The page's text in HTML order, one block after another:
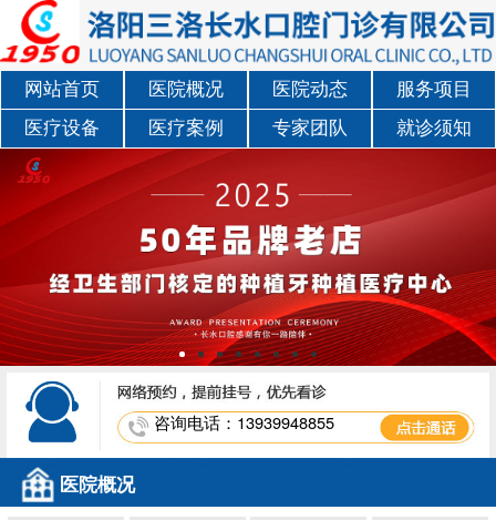
网站首页 医院概况 医院动态
服务项目
医疗设备
医疗案例 专家团队 就诊须知
咨询电话：13939948855
医院概况